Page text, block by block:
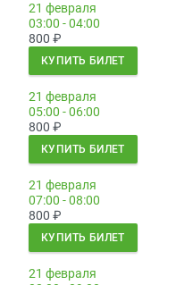
21 февраля
03:00 - 04:00
800 ₽
КУПИТЬ БИЛЕТ
21 февраля
05:00 - 06:00
800 ₽
КУПИТЬ БИЛЕТ
21 февраля
07:00 - 08:00
800 ₽
КУПИТЬ БИЛЕТ
21 февраля